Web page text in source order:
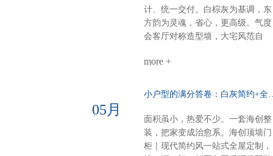
柜一体化，统一又高级厨房阳台顶
部：博格铝蜂窝大板，内嵌磁吸轨
道与灯具，简约时尚一站式整装，
式高级海创顶墙门柜，全屋一体定
到底
计、统一交付。白棕灰为基调，东
方韵为灵魂，省心，更高级。气度
会客厅对称造型墙，大宅风范自
而奢华。错层沙发背景，融入中式
意主卧山水画悠然入墙，顶墙一体
空间，亦成画境。雅韵茶室门墙柜
同色配套，线条简洁，材质统一。
煮茶待客，静谧有序，东方生活哲
more +
05月
面积虽小，热爱不少。一套海创整
装，把家变成治愈系。海创顶墙门
柜｜现代简约风一站式全屋定制，